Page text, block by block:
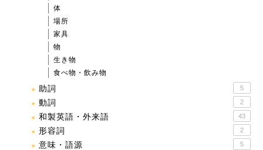
体
場所
家具
物
生き物
食べ物・飲み物
助詞 5
動詞 2
和製英語・外来語 43
形容詞 2
意味・語源 5